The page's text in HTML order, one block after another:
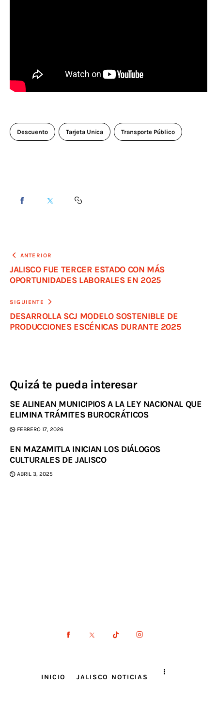
Descuento Tarjeta Unica Transporte Público
ANTERIOR
JALISCO FUE TERCER ESTADO CON MÁS
OPORTUNIDADES LABORALES EN 2025
SIGUIENTE
DESARROLLA SCJ MODELO SOSTENIBLE DE
PRODUCCIONES ESCÉNICAS DURANTE 2025
Quizá te pueda interesar
SE ALINEAN MUNICIPIOS A LA LEY NACIONAL QUE
ELIMINA TRÁMITES BUROCRÁTICOS
FEBRERO 17, 2026
EN MAZAMITLA INICIAN LOS DIÁLOGOS
CULTURALES DE JALISCO
ABRIL 3, 2025
INICIO JALISCO NOTICIAS